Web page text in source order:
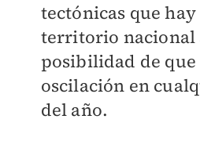
tectónicas que
territorio nacional
posibilidad de
oscilación en
del año.